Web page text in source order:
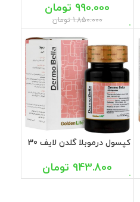
1.850.000 تومان
990.000 تومان
کپسول درموبلا گلدن لایف 30
943.800 تومان